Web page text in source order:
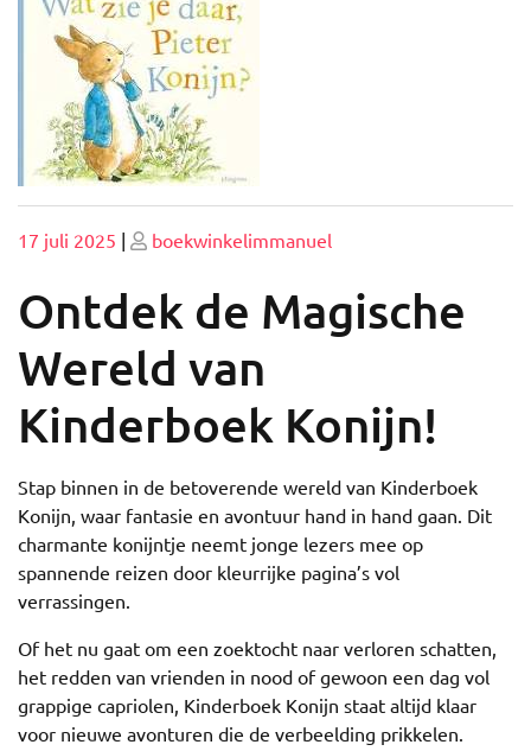
Geplaatst
17 juli 2025 | Geplaatst
boekwinkelimmanuel
Ontdek de Magische
Wereld van
Kinderboek Konijn!
Stap binnen in de betoverende wereld van Kinderboek
Konijn, waar fantasie en avontuur hand in hand gaan. Dit
charmante konijntje neemt jonge lezers mee op
spannende reizen door kleurrijke pagina’s vol
verrassingen.
Of het nu gaat om een zoektocht naar verloren schatten,
het redden van vrienden in nood of gewoon een dag vol
grappige capriolen, Kinderboek Konijn staat altijd klaar
voor nieuwe avonturen die de verbeelding prikkelen.